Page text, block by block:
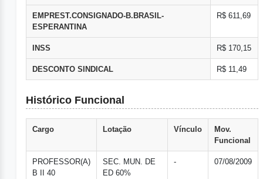
EMPREST.CONSIGNADO-B.BRASIL-
ESPERANTINA
R$ 611,69
INSS R$ 170,15
DESCONTO SINDICAL R$ 11,49
Histórico Funcional
Cargo Lotação Vínculo
Mov.
Funcional
PROFESSOR(A)
B II 40
SEC. MUN. DE
ED 60%
- 07/08/2009